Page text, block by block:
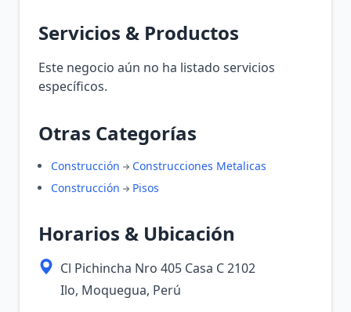
Servicios & Productos
Este negocio aún no ha listado servicios
específicos.
Otras Categorías
Construcción
Construcciones Metalicas
Construcción
Pisos
Horarios & Ubicación
Cl Pichincha Nro 405 Casa C 2102
Ilo, Moquegua, Perú